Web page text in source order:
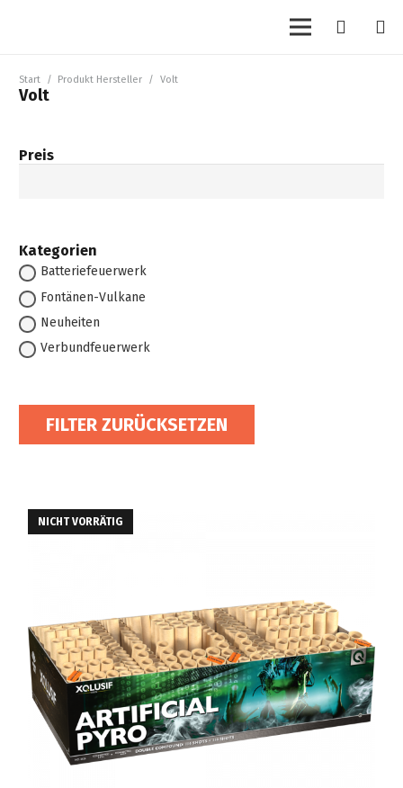
Start / Produkt Hersteller / Volt
Volt
Preis
Kategorien
Batteriefeuerwerk
Fontänen-Vulkane
Neuheiten
Verbundfeuerwerk
FILTER ZURÜCKSETZEN
NICHT VORRÄTIG